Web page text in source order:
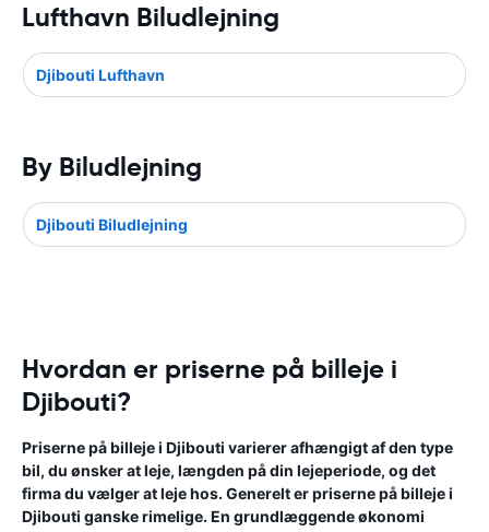
Lufthavn Biludlejning
Djibouti Lufthavn
By Biludlejning
Djibouti Biludlejning
Hvordan er priserne på billeje i
Djibouti?
Priserne på billeje i Djibouti varierer afhængigt af den type
bil, du ønsker at leje, længden på din lejeperiode, og det
firma du vælger at leje hos. Generelt er priserne på billeje i
Djibouti ganske rimelige. En grundlæggende økonomi